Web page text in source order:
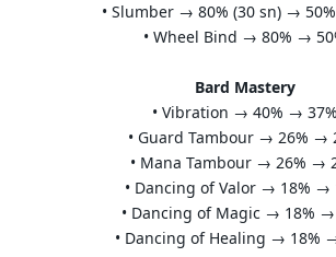
• Slumber → 80% (30 sn) →
• Wheel Bind → 80% →
Bard Mastery
• Vibration → 40% → 37%
• Guard Tambour → 26% →
• Mana Tambour → 26% →
• Dancing of Valor → 18% →
• Dancing of Magic → 18% →
• Dancing of Healing → 18%